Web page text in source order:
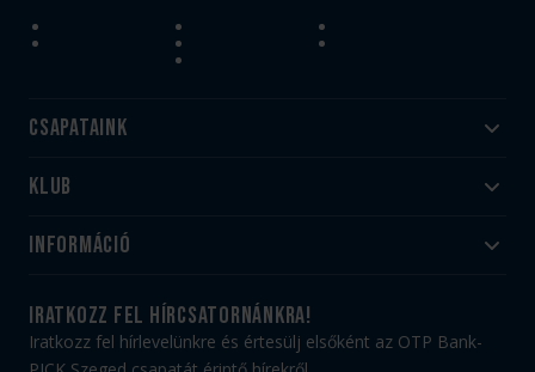
Csapataink
Felnőtt
Utánpótlás
Klub
#HandballFamily
Munkatársaink
PICK Aréna
Információ
Jegy- és bérletvásárlás
Webshop
iratkozz fel hírcsatornánkra!
Iratkozz fel hírlevelünkre és értesülj elsőként az OTP Bank-